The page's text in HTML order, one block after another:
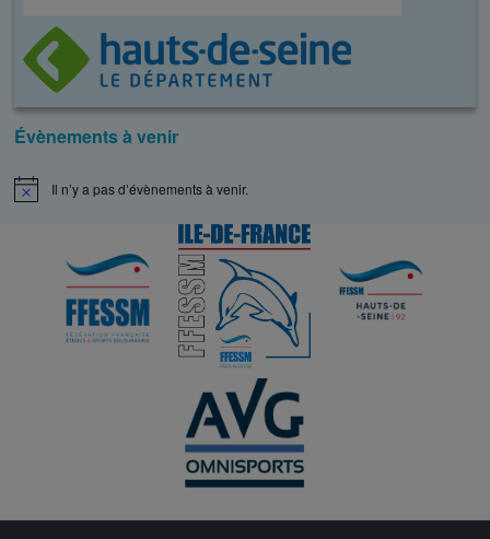
Évènements à venir
N
Il n’y a pas d’évènements à venir.